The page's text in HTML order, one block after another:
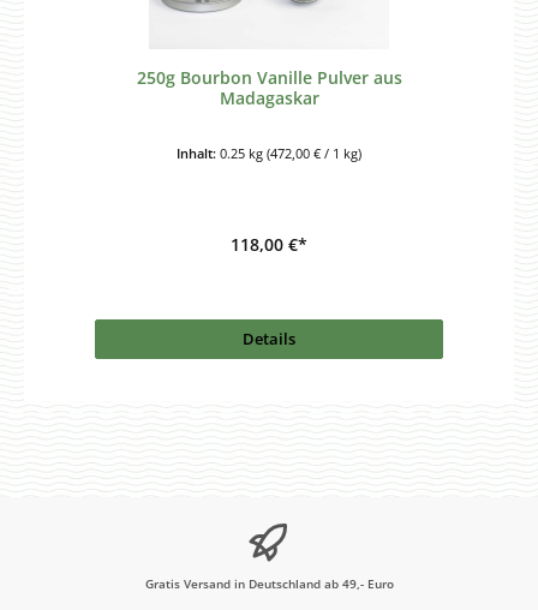
250g Bourbon Vanille Pulver aus
Madagaskar
Inhalt: 0.25 kg (472,00 € / 1 kg)
118,00 €*
Details
Gratis Versand in Deutschland ab 49,- Euro